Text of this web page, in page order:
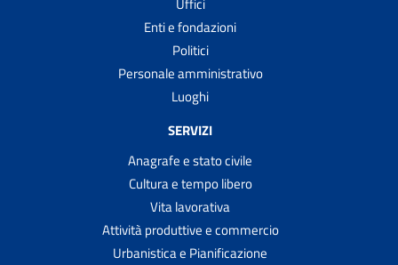
Enti e fondazioni
Politici
Personale amministrativo
Luoghi
SERVIZI
Anagrafe e stato civile
Cultura e tempo libero
Vita lavorativa
Attività produttive e commercio
Urbanistica e Pianificazione